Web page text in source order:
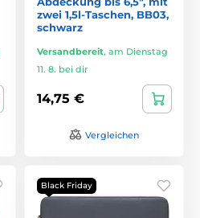
zwei 1,5l-Taschen, BB03,
schwarz
Versandbereit, am Dienstag
11. 8. bei dir
14,75 €
Vergleichen
Black Friday